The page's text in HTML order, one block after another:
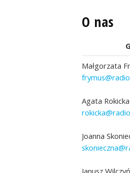
O nas
Małgorzata
Agata Rokicka
Joanna
Janusz